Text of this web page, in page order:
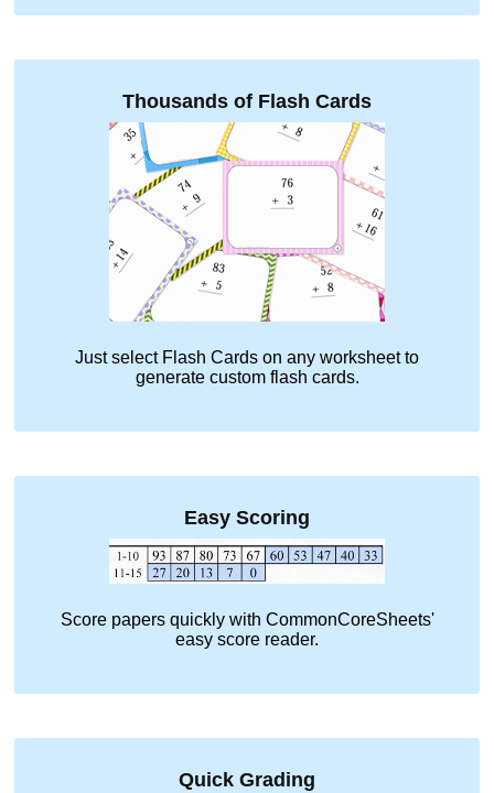
Thousands of Flash Cards
Just select Flash Cards on any worksheet to
generate custom flash cards.
Easy Scoring
Score papers quickly with CommonCoreSheets'
easy score reader.
Quick Grading